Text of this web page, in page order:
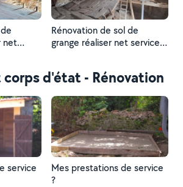
Rénovation de sol de
grange réaliser net service
d'état - Rénovation
service
Mes prestations de service
?